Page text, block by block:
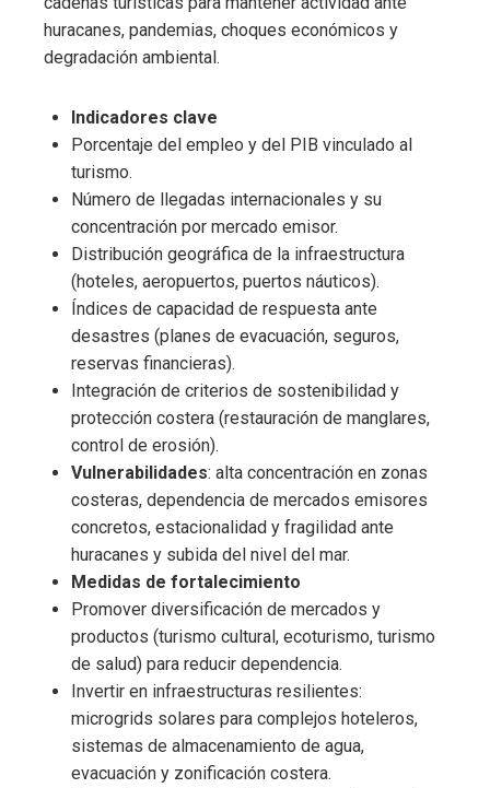
huracanes, pandemias, choques económicos y
degradación ambiental.
Indicadores clave
Porcentaje del empleo y del PIB vinculado al
turismo.
Número de llegadas internacionales y su
concentración por mercado emisor.
Distribución geográfica de la infraestructura
(hoteles, aeropuertos, puertos náuticos).
Índices de capacidad de respuesta ante
desastres (planes de evacuación, seguros,
reservas financieras).
Integración de criterios de sostenibilidad y
protección costera (restauración de manglares,
control de erosión).
Vulnerabilidades: alta concentración en zonas
costeras, dependencia de mercados emisores
concretos, estacionalidad y fragilidad ante
huracanes y subida del nivel del mar.
Medidas de fortalecimiento
Promover diversificación de mercados y
productos (turismo cultural, ecoturismo, turismo
de salud) para reducir dependencia.
Invertir en infraestructuras resilientes:
microgrids solares para complejos hoteleros,
sistemas de almacenamiento de agua,
evacuación y zonificación costera.